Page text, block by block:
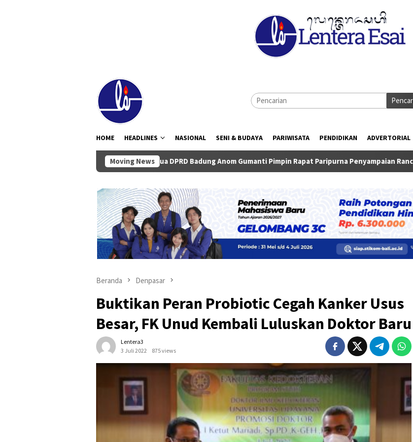
HOME HEADLINES NASIONAL SENI & BUDAYA PARIWISATA PENDIDIKAN ADVERTORIAL
Moving News
Ketua DPRD Badung Anom Gumanti Pimpin Rapat Paripurna Penyampaian Rancangan KUA-PPAS
Beranda Denpasar
Buktikan Peran Probiotic Cegah Kanker Usus
Besar, FK Unud Kembali Luluskan Doktor Baru
Lentera3
3 Juli 2022
875 views